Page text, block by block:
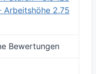
Arbeitshöhe 2,75
Bewertungen